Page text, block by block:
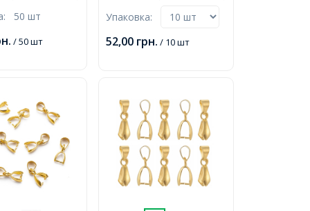
Золото,
50 шт
/ 50 шт
10x5.5x3мм, Отверстие
Упаковка:
52,00 грн. / 10 шт